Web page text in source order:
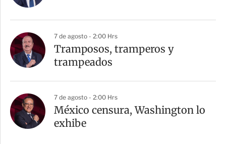
7 de agosto - 2:00 Hrs
Tramposos, tramperos y
trampeados
7 de agosto - 2:00 Hrs
México censura, Washington lo
exhibe